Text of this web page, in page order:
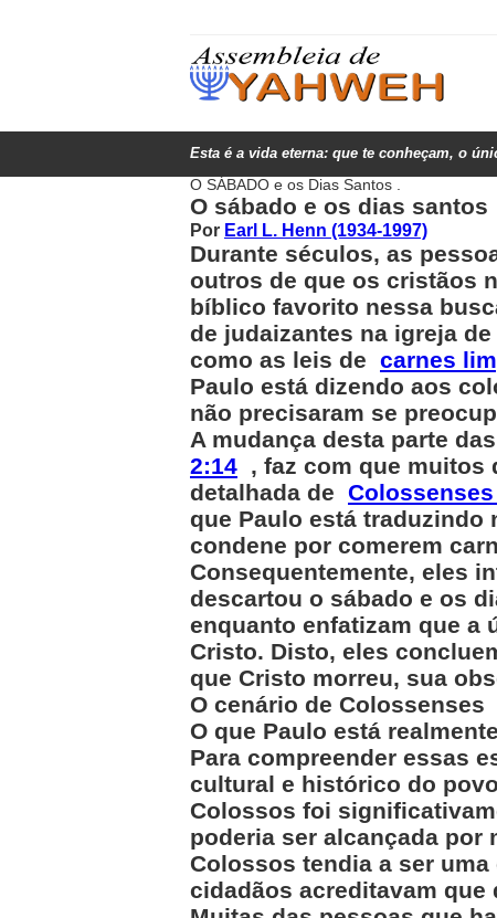
Esta é a vida eterna: que te conheçam, o
O SÁBADO e os Dias Santos .
O sábado e os dias
Por Earl L. Henn (1934-1997)
Durante séculos, as
outros de que os cristãos
bíblico favorito nessa
de judaizantes na igreja
como as leis de carnes
Paulo está dizendo aos
não precisaram se
A mudança desta parte
2:14 , faz com que muitos
detalhada de
que Paulo está traduzindo
condene por comerem
Consequentemente, eles
descartou o sábado e os
enquanto enfatizam que a
Cristo. Disto, eles
que Cristo morreu, sua
O cenário de Colossenses
O que Paulo está
Para compreender essas
cultural e histórico do
Colossos foi
poderia ser alcançada por
Colossos tendia a ser
cidadãos acreditavam